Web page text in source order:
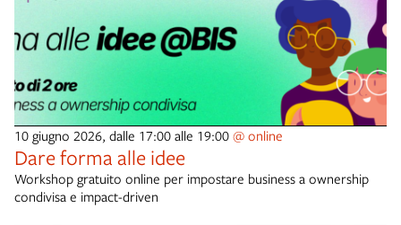
10 giugno 2026, dalle 17:00 alle 19:00 @ online
Dare forma alle idee
Workshop gratuito online per impostare business a ownership
condivisa e impact-driven